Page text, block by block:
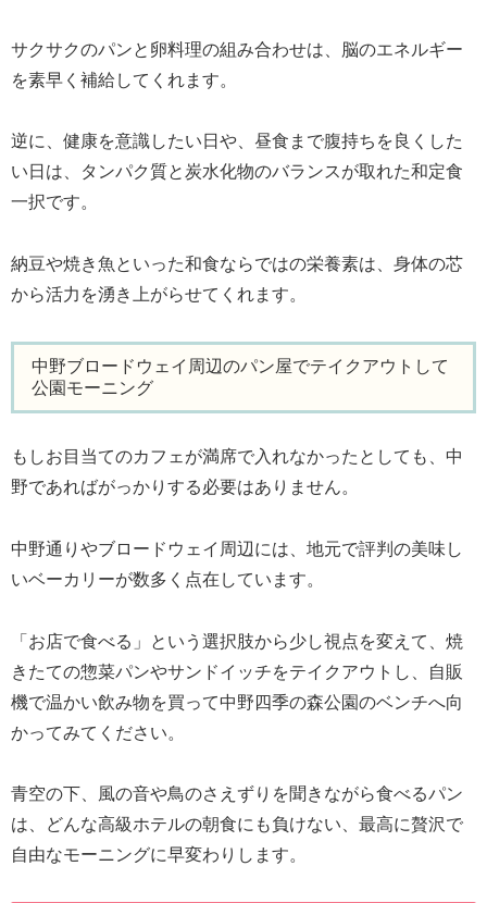
サクサクのパンと卵料理の組み合わせは、脳のエネルギー
を素早く補給してくれます。
逆に、健康を意識したい日や、昼食まで腹持ちを良くした
い日は、タンパク質と炭水化物のバランスが取れた和定食
一択です。
納豆や焼き魚といった和食ならではの栄養素は、身体の芯
から活力を湧き上がらせてくれます。
中野ブロードウェイ周辺のパン屋でテイクアウトして
公園モーニング
もしお目当てのカフェが満席で入れなかったとしても、中
野であればがっかりする必要はありません。
中野通りやブロードウェイ周辺には、地元で評判の美味し
いベーカリーが数多く点在しています。
「お店で食べる」という選択肢から少し視点を変えて、焼
きたての惣菜パンやサンドイッチをテイクアウトし、自販
機で温かい飲み物を買って中野四季の森公園のベンチへ向
かってみてください。
青空の下、風の音や鳥のさえずりを聞きながら食べるパン
は、どんな高級ホテルの朝食にも負けない、最高に贅沢で
自由なモーニングに早変わりします。